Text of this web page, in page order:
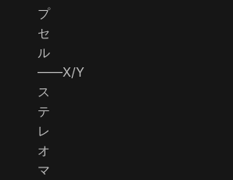
プ
セ
ル
――X/Y
ス
テ
レ
オ
マ